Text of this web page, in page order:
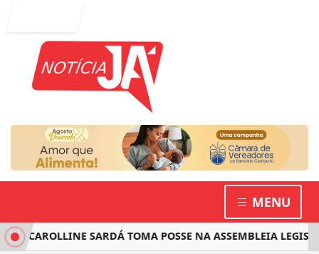
MENU
SARDÁ TOMA POSSE NA ASSEMBLEIA